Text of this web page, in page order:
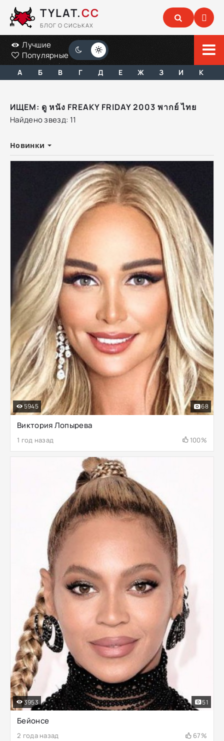
TYLAT.CC
БЛОГ О СИСЬКАХ
Лучшие
Популярные
А Б В Г Д Е Ж З И К
ИЩЕМ: ดู หนัง FREAKY FRIDAY 2003 พากย์ ไทย
Найдено звезд: 11
Новинки
Виктория Лопырева
1 год назад 100%
5945 68
Бейонсе
2 года назад 67%
3953 51